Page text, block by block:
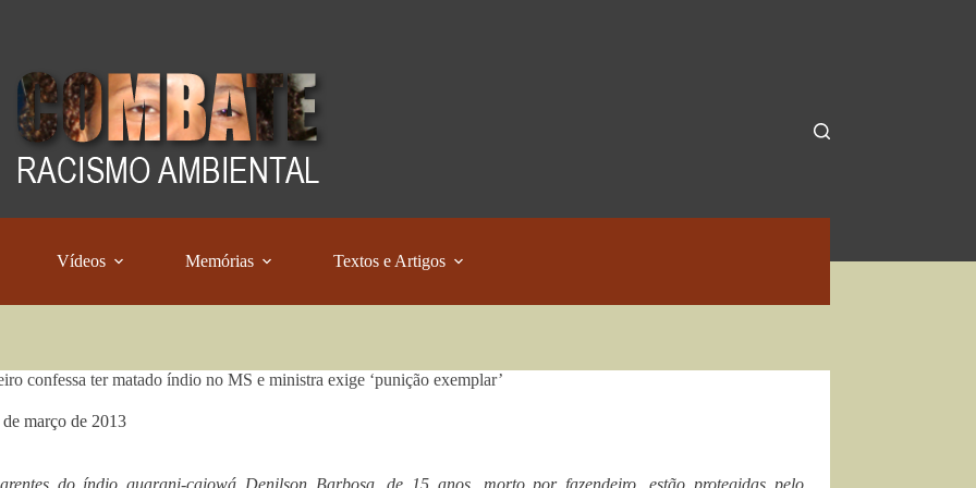
Vídeos Memórias Textos e Artigos
confessa ter matado índio no MS e ministra exige ‘punição exemplar’
de março de 2013
do índio guarani-caiowá Denilson Barbosa, de 15 anos, morto por fazendeiro, estão protegidas pelo